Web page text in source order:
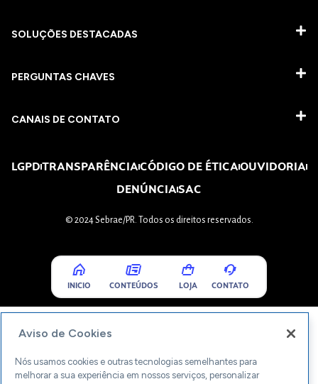
SOLUÇÕES DESTACADAS
PERGUNTAS CHAVES​
CANAIS DE CONTATO
LGPDTRANSPARÊNCIACÓDIGO DE ÉTICAOUVIDORIA
DENÚNCIASAC
© 2024 Sebrae/PR. Todos os direitos reservados.
INICIO CONTEÚDOS LOJA CONTATO
Aviso de Cookies
Nós usamos cookies e outras tecnologias semelhantes para
melhorar a sua experiência em nossos serviços, personalizar